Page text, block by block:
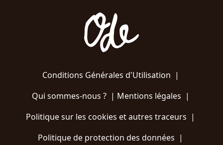
Conditions Générales d'Utilisation |
Qui sommes-nous ?| Mentions légales |
Politique sur les cookies et autres traceurs |
Politique de protection des données |